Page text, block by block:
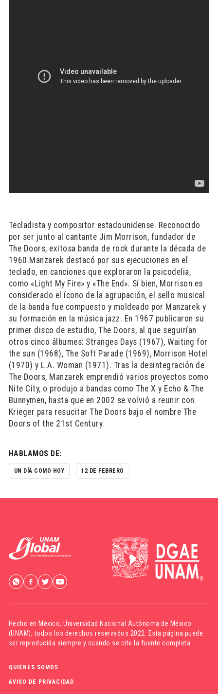
Tecladista y compositor estadounidense. Reconocido
por ser junto al cantante Jim Morrison, fundador de
The Doors, exitosa banda de rock durante la década de
1960.Manzarek destacó por sus ejecuciones en el
teclado, en canciones que exploraron la psicodelia,
como «Light My Fire» y «The End». Sí bien, Morrison es
considerado el ícono de la agrupación, el sello musical
de la banda fue compuesto y moldeado por Manzarek y
su formación en la música jazz. En 1967 publicaron su
primer disco de estudio, The Doors, al que seguirían
otros cinco álbumes: Stranges Days (1967), Waiting for
the sun (1968), The Soft Parade (1969), Morrison Hotel
(1970) y L.A. Woman (1971). Tras la desintegración de
The Doors, Manzarek emprendió varios proyectos como
Nite City, o produjo a bandas como The X y Echo & The
Bunnymen, hasta que en 2002 se volvió a reunir con
Krieger para resucitar The Doors bajo el nombre The
Doors of the 21st Century.
HABLAMOS DE:
UN DÍA COMO HOY 12 DE FEBRERO
Hecho en México,Universidad Nacional Autónoma de México
(UNAM), todos los derechos reservados 2022. Esta página puede
ser reproducida siempre y cuando se cite la fuente completa.
QUIÉNES SOMOS
AVISO DE PRIVACIDAD